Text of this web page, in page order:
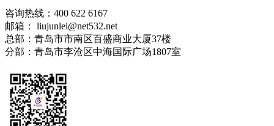
咨询热线：400 622 6167
邮箱： liujunlei@net532.net
总部：青岛市市南区百盛商业大厦37楼
分部：青岛市李沧区中海国际广场1807室